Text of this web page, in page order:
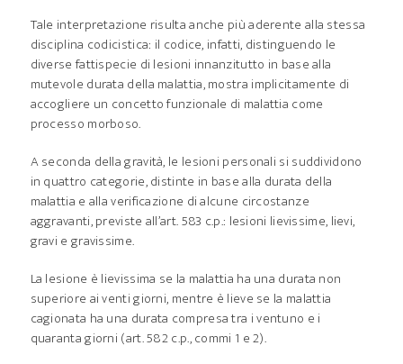
Tale interpretazione risulta anche più aderente alla stessa
disciplina codicistica: il codice, infatti, distinguendo le
diverse fattispecie di lesioni innanzitutto in base alla
mutevole durata della malattia, mostra implicitamente di
accogliere un concetto funzionale di malattia come
processo morboso.
A seconda della gravità, le lesioni personali si suddividono
in quattro categorie, distinte in base alla durata della
malattia e alla verificazione di alcune circostanze
aggravanti, previste all’art. 583 c.p.: lesioni lievissime, lievi,
gravi e gravissime.
La lesione è lievissima se la malattia ha una durata non
superiore ai venti giorni, mentre è lieve se la malattia
cagionata ha una durata compresa tra i ventuno e i
quaranta giorni (art. 582 c.p., commi 1 e 2).